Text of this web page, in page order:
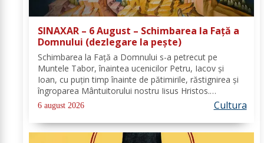
SINAXAR – 6 August – Schimbarea la Față a
Domnului (dezlegare la peşte)
Schimbarea la Față a Domnului s-a petrecut pe
Muntele Tabor, înaintea ucenicilor Petru, Iacov și
Ioan, cu puțin timp înainte de pătimirile, răstignirea și
îngroparea Mântuitorului nostru Iisus Hristos.
Urcându-Se pe munte, Hristos-Domnul S-a depărtat
puţin de ucenici şi, suindu-Se pe un loc mai...
6 august 2026 Cultura